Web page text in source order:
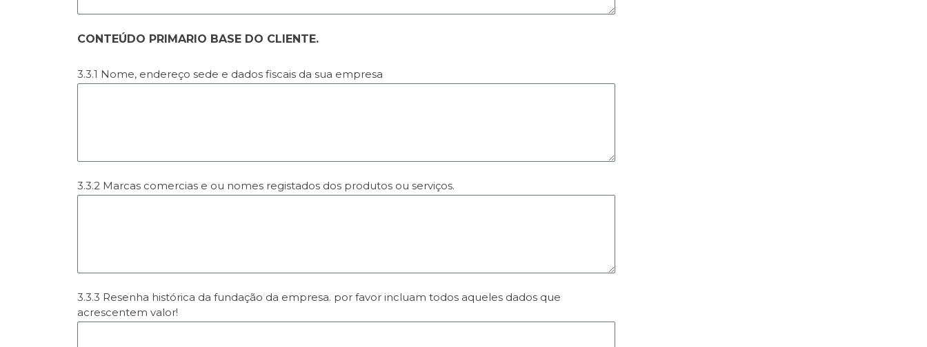
CONTEÚDO PRIMARIO BASE DO CLIENTE.
3.3.1 Nome, endereço sede e dados fiscais da sua empresa
3.3.2 Marcas comercias e ou nomes registados dos produtos ou serviços.
3.3.3 Resenha histórica da fundação da empresa. por favor incluam todos aqueles dados que
acrescentem valor!